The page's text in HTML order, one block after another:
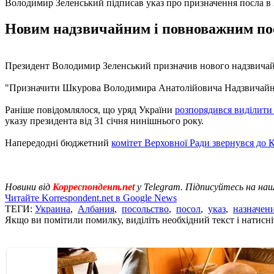
Володимир Зеленський підписав указ про призначення посла в
Новим надзвичайним і повноважним
Президент Володимир Зеленський призначив нового
"Призначити Шкурова Володимира Анатолійовича
Раніше повідомлялося, що уряд України розпорядився
указу президента від 31 січня нинішнього року.
Напередодні бюджетний комітет Верховної Ради звернувся до
Новини від Корреспондент.net у Telegram. Підписуйтесь на
Читайте Korrespondent.net в Google News
ТЕГИ: Украина, Албания, посольство, посол, указ,
Якщо ви помітили помилку, виділіть необхідний текст і